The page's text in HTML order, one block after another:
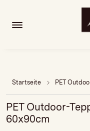
Startseite PET
PET Outdoor-
60x90cm